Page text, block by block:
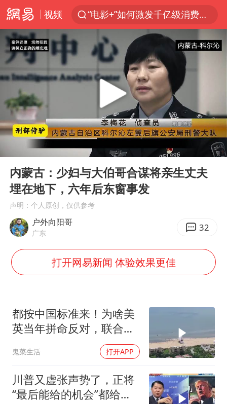
视频
“电影+”如何激发千亿级消费新活力？
台风白海豚已进入24小时警戒线
名创优品回应女子吐槽内裤质量差
上海：台风白海豚或将带来龙卷风
出口禁令驱动有色板块大涨
胜宏科技：股票交易异常波动
秋天的第一杯奶茶到底有多火
国乒男单横滨冠军赛全军覆没
38岁演员求职万岁山NPC成功
东航：国内客票提前14天免费退改
胡彦斌获《歌手2026》歌王
百花奖开幕式
夯实基础开新局
Play
内蒙古：少妇与大伯哥合谋将亲生丈夫
埋在地下，六年后东窗事发
声明：个人原创，仅供参考
户外向阳哥
广东 32
打开网易新闻 体验效果更佳
都按中国标准来！为啥美
英当年拼命反对，联合国
鬼菜生活 打开APP
川普又虚张声势了，正将
“最后能给的机会”都给伊